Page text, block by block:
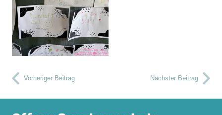
Vorheriger Beitrag Nächster Beitrag